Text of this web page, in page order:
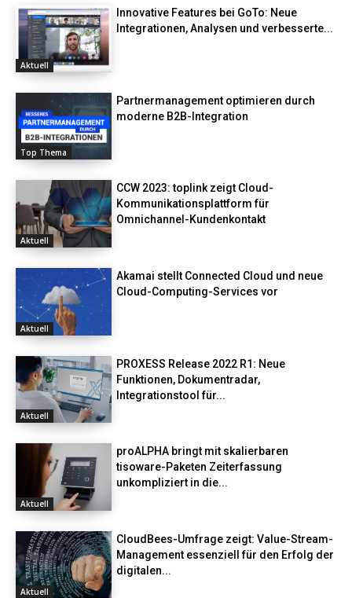
Aktuell
Innovative Features bei GoTo: Neue
Integrationen, Analysen und verbesserte...
Top Thema
Partnermanagement optimieren durch
moderne B2B-Integration
Aktuell
CCW 2023: toplink zeigt Cloud-
Kommunikationsplattform für
Omnichannel-Kundenkontakt
Aktuell
Akamai stellt Connected Cloud und neue
Cloud-Computing-Services vor
Aktuell
PROXESS Release 2022 R1: Neue
Funktionen, Dokumentradar,
Integrationstool für...
Aktuell
proALPHA bringt mit skalierbaren
tisoware-Paketen Zeiterfassung
unkompliziert in die...
Aktuell
CloudBees-Umfrage zeigt: Value-Stream-
Management essenziell für den Erfolg der
digitalen...